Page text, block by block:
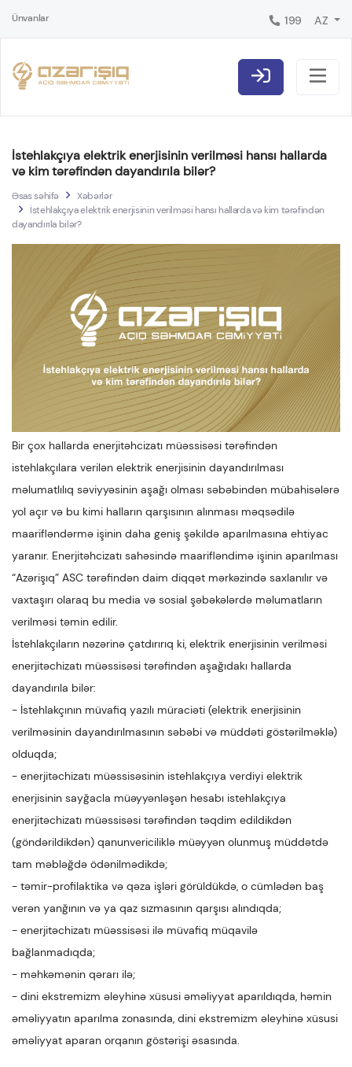
Ünvanlar 199 AZ
İstehlakçıya elektrik enerjisinin verilməsi hansı hallarda
və kim tərəfindən dayandırıla bilər?
Əsas səhifə
Xəbərlər
İstehlakçıya elektrik enerjisinin verilməsi hansı hallarda və kim tərəfindən
dayandırıla bilər?
Bir çox hallarda enerjitəhcizatı müəssisəsi tərəfindən
istehlakçılara verilən elektrik enerjisinin dayandırılması
məlumatlılıq səviyyəsinin aşağı olması səbəbindən mübahisələrə
yol açır və bu kimi halların qarşısının alınması məqsədilə
maarifləndərmə işinin daha geniş şəkildə aparılmasına ehtiyac
yaranır. Enerjitəhcizatı sahəsində maarifləndimə işinin aparılması
“Azərişıq” ASC tərəfindən daim diqqət mərkəzində saxlanılır və
vaxtaşırı olaraq bu media və sosial şəbəkələrdə məlumatların
verilməsi təmin edilir.
İstehlakçıların nəzərinə çatdırırıq ki, elektrik enerjisinin verilməsi
enerjitəchizatı müəssisəsi tərəfindən aşağıdakı hallarda
dayandırıla bilər:
- İstehlakçının müvafiq yazılı müraciəti (elektrik enerjisinin
verilməsinin dayandırılmasının səbəbi və müddəti göstərilməklə)
olduqda;
- enerjitəchizatı müəssisəsinin istehlakçıya verdiyi elektrik
enerjisinin sayğacla müəyyənləşən hesabı istehlakçıya
enerjitəchizatı müəssisəsi tərəfindən təqdim edildikdən
(göndərildikdən) qanunvericiliklə müəyyən olunmuş müddətdə
tam məbləğdə ödənilmədikdə;
- təmir-profilaktika və qəza işləri görüldükdə, o cümlədən baş
verən yanğının və ya qaz sızmasının qarşısı alındıqda;
- enerjitəchizatı müəssisəsi ilə müvafiq müqavilə
bağlanmadıqda;
- məhkəmənin qərarı ilə;
- dini ekstremizm əleyhinə xüsusi əməliyyat aparıldıqda, həmin
əməliyyatın aparılma zonasında, dini ekstremizm əleyhinə xüsusi
əməliyyat aparan orqanın göstərişi əsasında.